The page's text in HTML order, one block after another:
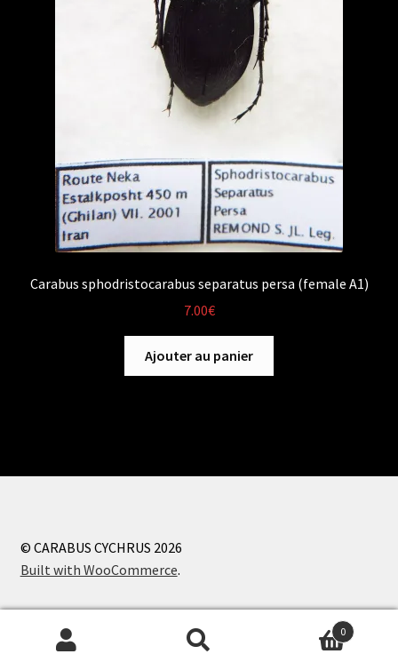
Carabus sphodristocarabus separatus persa (female A1)
7.00€
Ajouter au panier
© CARABUS CYCHRUS 2026
Built with WooCommerce.
Recherche
Recherche
0